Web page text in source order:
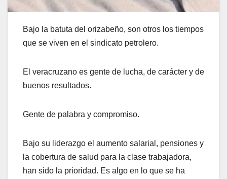
Bajo la batuta del orizabeño, son otros los tiempos
que se viven en el sindicato petrolero.
El veracruzano es gente de lucha, de carácter y de
buenos resultados.
Gente de palabra y compromiso.
Bajo su liderazgo el aumento salarial, pensiones y
la cobertura de salud para la clase trabajadora,
han sido la prioridad. Es algo en lo que se ha